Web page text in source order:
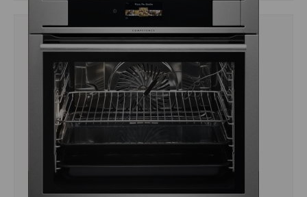
Cocina Castellana
Cocina Castilla – La Mancha
Cocina Catalana
Cocina Extremeña
Cocina Gallega
Cocina Madrileña